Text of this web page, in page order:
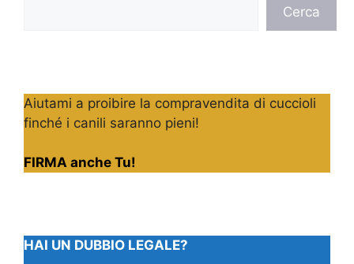
Cerca
Aiutami a proibire la compravendita di cuccioli
finché i canili saranno pieni!
FIRMA anche Tu!
HAI UN DUBBIO LEGALE?